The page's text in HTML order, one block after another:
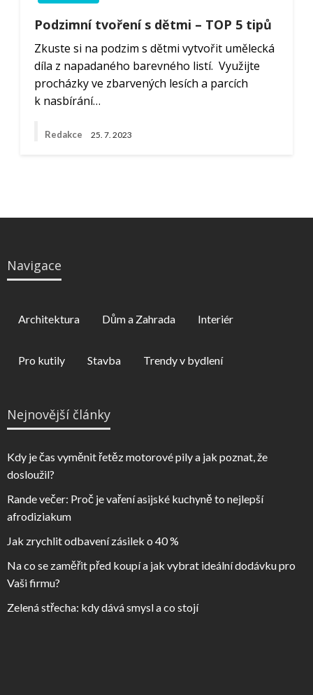
Podzimní tvoření s dětmi – TOP 5 tipů
Zkuste si na podzim s dětmi vytvořit umělecká
díla z napadaného barevného listí. Využijte
procházky ve zbarvených lesích a parcích
k nasbírání…
Redakce 25. 7. 2023
Navigace
Architektura Dům a Zahrada Interiér
Pro kutily Stavba Trendy v bydlení
Nejnovější články
Kdy je čas vyměnit řetěz motorové pily a jak poznat, že
dosloužil?
Rande večer: Proč je vaření asijské kuchyně to nejlepší
afrodiziakum
Jak zrychlit odbavení zásilek o 40 %
Na co se zaměřit před koupí a jak vybrat ideální dodávku pro
Vaši firmu?
Zelená střecha: kdy dává smysl a co stojí